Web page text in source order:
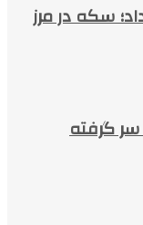
سکه در مرز
سر گرفته